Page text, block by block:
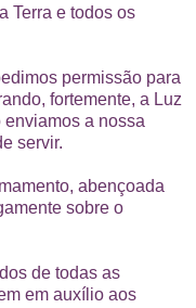
Terra e todos os
permissão para
fortemente, a Luz
a nossa
servir.
abençoada
sobre o
de todas as
em auxílio aos